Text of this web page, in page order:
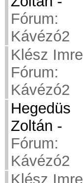
Fórum:
Kávézó2
Klész Imre
Fórum:
Kávézó2
Hegedüs
Zoltán -
Fórum:
Kávézó2
Klész Imre